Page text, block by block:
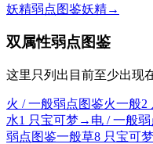
妖精弱点图鉴妖精→
双属性弱点图鉴
这里只列出目前至少出现
火 / 一般弱点图鉴火一般2
水1 只宝可梦→ 电 / 一般
弱点图鉴一般草8 只宝可梦